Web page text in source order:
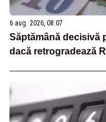
6 aug. 2026, 08:07
Săptămână decisivă
dacă retrogradează